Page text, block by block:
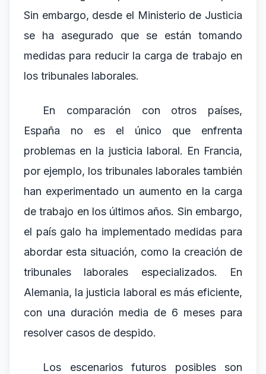
Sin embargo, desde el Ministerio de Justicia
se ha asegurado que se están tomando
medidas para reducir la carga de trabajo en
los tribunales laborales.
En comparación con otros países,
España no es el único que enfrenta
problemas en la justicia laboral. En Francia,
por ejemplo, los tribunales laborales también
han experimentado un aumento en la carga
de trabajo en los últimos años. Sin embargo,
el país galo ha implementado medidas para
abordar esta situación, como la creación de
tribunales laborales especializados. En
Alemania, la justicia laboral es más eficiente,
con una duración media de 6 meses para
resolver casos de despido.
Los escenarios futuros posibles son